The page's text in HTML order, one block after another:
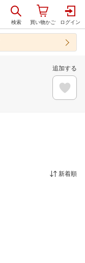
追加する
新着順